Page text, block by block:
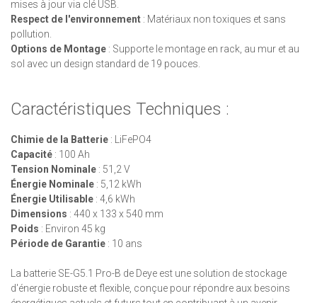
mises à jour via clé USB.
Respect de l'environnement : Matériaux non toxiques et sans
pollution.
Options de Montage : Supporte le montage en rack, au mur et au
sol avec un design standard de 19 pouces.
Caractéristiques Techniques :
Chimie de la Batterie : LiFePO4
Capacité : 100 Ah
Tension Nominale : 51,2 V
Énergie Nominale : 5,12 kWh
Énergie Utilisable : 4,6 kWh
Dimensions : 440 x 133 x 540 mm
Poids : Environ 45 kg
Période de Garantie : 10 ans
La batterie SE-G5.1 Pro-B de Deye est une solution de stockage
d'énergie robuste et flexible, conçue pour répondre aux besoins